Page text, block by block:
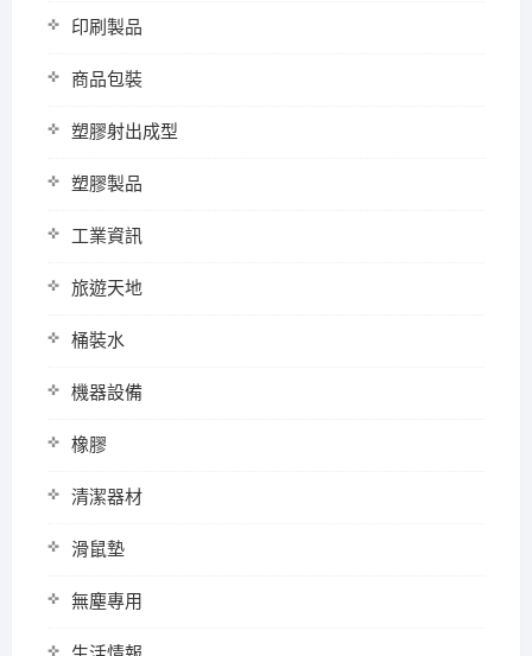
印刷製品
商品包裝
塑膠射出成型
塑膠製品
工業資訊
旅遊天地
桶裝水
機器設備
橡膠
清潔器材
滑鼠墊
無塵專用